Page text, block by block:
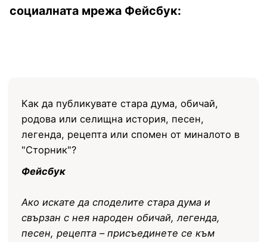
социалната мрежа Фейсбук:
Как да публикувате стара дума, обичай,
родова или селищна история, песен,
легенда, рецепта или спомен от миналото в
"Сторник"?
Фейсбук
Ако искате да споделите стара дума и
свързан с нея народен обичай, легенда,
песен, рецепта – присъединете се към